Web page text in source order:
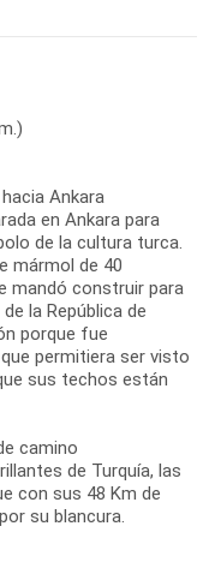
Ankara
en Ankara para
de la cultura turca.
mármol de 40
mandó construir para
la República de
porque fue
permitiera ser visto
sus techos están
camino
de Turquía, las
con sus 48 Km de
su blancura.